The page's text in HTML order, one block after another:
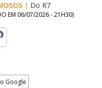
| Do R7
EM 06/07/2026 - 21H30)
Google